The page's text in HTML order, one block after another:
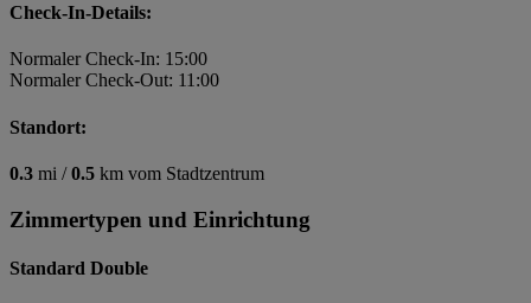
Check-In-Details:
Normaler Check-In: 15:00
Normaler Check-Out: 11:00
Standort:
0.3 mi /0.5 km vom Stadtzentrum
Zimmertypen und Einrichtung
Standard Double